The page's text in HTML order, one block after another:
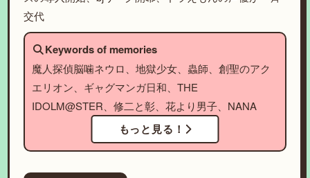
交代
Keywords of memories
魔人探偵脳噛ネウロ、地獄少女、蟲師、創聖のアク
エリオン、ギャグマンガ日和、THE
IDOLM@STER、修二と彰、花より男子、NANA
もっと見る！